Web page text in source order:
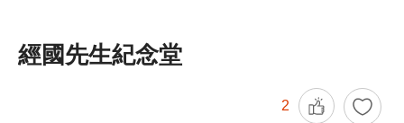
經國先生紀念堂
2